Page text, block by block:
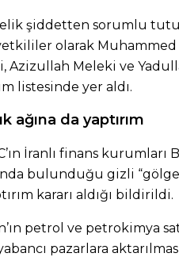
şiddetten sorumlu
olarak Muhammed
Azizullah Meleki ve
listesinde yer aldı.
ağına da yaptırım
İranlı finans kurumları
bulunduğu gizli “gölge
kararı aldığı bildirildi.
petrol ve petrokimya
pazarlara